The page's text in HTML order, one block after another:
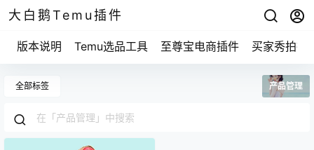
大白鹅Temu插件
版本说明 Temu选品工具 至尊宝电商插件 买家秀拍摄
全部标签 产品管理